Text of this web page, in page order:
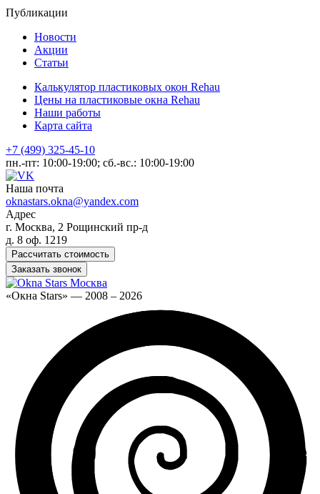
Публикации
Новости
Акции
Статьи
Калькулятор пластиковых окон Rehau
Цены на пластиковые окна Rehau
Наши работы
Карта сайта
+7 (499) 325-45-10
пн.-пт: 10:00-19:00; сб.-вс.: 10:00-19:00
Наша почта
oknastars.okna@yandex.com
Адрес
г. Москва, 2 Рощинский пр-д
д. 8 оф. 1219
Рассчитать стоимость
Заказать звонок
«Окна Stars» — 2008 – 2026